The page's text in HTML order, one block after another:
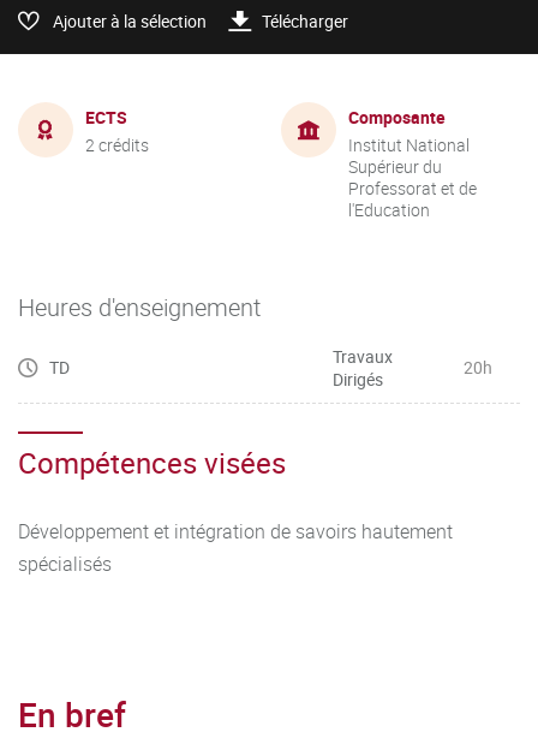
Ajouter à la sélection Télécharger
ECTS
2 crédits
Composante
Institut National
Supérieur du
Professorat et de
l'Education
Heures d'enseignement
TD
Travaux
Dirigés
20h
Compétences visées
Développement et intégration de savoirs hautement
spécialisés
En bref